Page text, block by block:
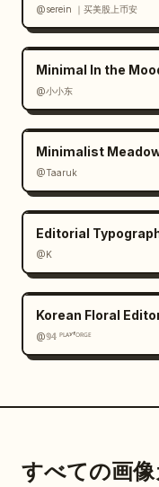
@serein ｜买美股上币安
Minimal In the
@小小东
Minimalist
@Taaruk
Editorial
@K
Korean Floral
@𝟡𝟜 ᴾᴸᴬʸᶠᴼᴿᴳᴱ
すべての画